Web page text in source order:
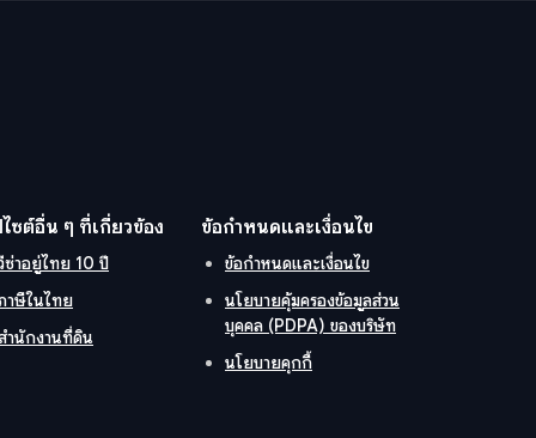
ไซต์อื่น ๆ ที่เกี่ยวข้อง
ซ่าอยู่ไทย 10 ปี
าษีในไทย
ำนักงานที่ดิน
ข้อกำหนดและเงื่อนไข
ข้อกำหนดและเงื่อนไข
นโยบายคุ้มครองข้อมูลส่วน
บุคคล (PDPA) ของบริษัท
นโยบายคุกกี้